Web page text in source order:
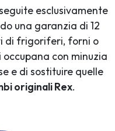
esclusivamente
una garanzia di 12
di frigoriferi, forni o
con minuzia
e di sostituire quelle
originali Rex.